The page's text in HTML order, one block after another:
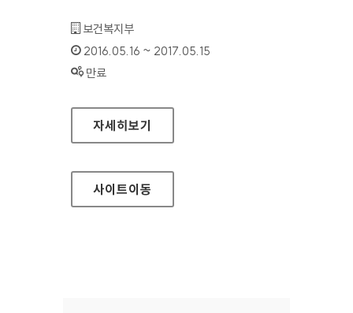
기관명 :
보건복지부
인증기간 :
2016.05.16 ~ 2017.05.15
상태 :
만료
보건복지부 대표 홈페이지
자세히보기
사이트이동